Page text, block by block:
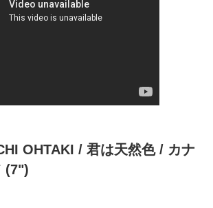
OHTAKI / 君は天然色 / カナ
(7")